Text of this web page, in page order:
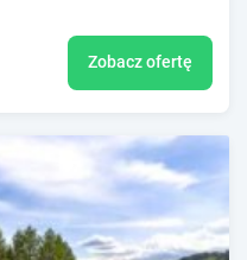
Zobacz ofertę